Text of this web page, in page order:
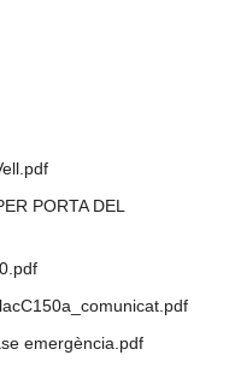
PORTA DEL
emergència.pdf